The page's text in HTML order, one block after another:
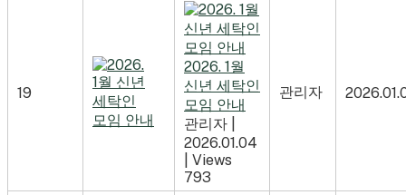
19
2026. 1월
신년 세탁인
모임 안내
관리자
2026.01.04
Views
793
관리자